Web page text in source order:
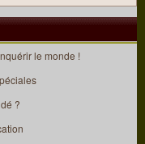
le monde !
?